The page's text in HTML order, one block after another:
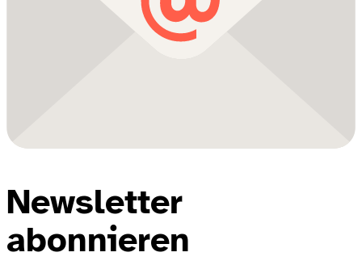
Newsletter
abonnieren